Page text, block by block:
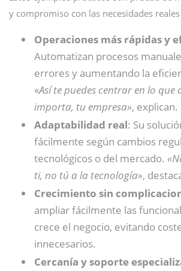
y compromiso con las necesidades
Operaciones más rápidas y
Automatizan procesos
errores y aumentando la
«Así te puedes centrar en lo que
importa, tu empresa», explican.
Adaptabilidad real: Su
fácilmente según cambios
tecnológicos o del mercado.
ti, no tú a la tecnología»,
Crecimiento sin
ampliar fácilmente las
crece el negocio, evitando
innecesarios.
Cercanía y soporte